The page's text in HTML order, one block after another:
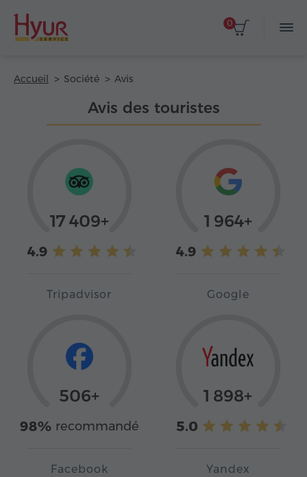
0
Accueil Société Avis
Avis des touristes
17 409+
4.9
Tripadvisor
1 964+
4.9
Google
506+
98% recommandé
Facebook
1 898+
5.0
Yandex